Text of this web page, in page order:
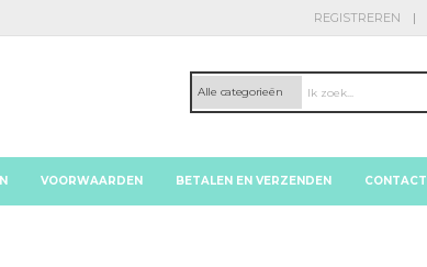
REGISTREREN
VOORWAARDEN BETALEN EN VERZENDEN CONTACT